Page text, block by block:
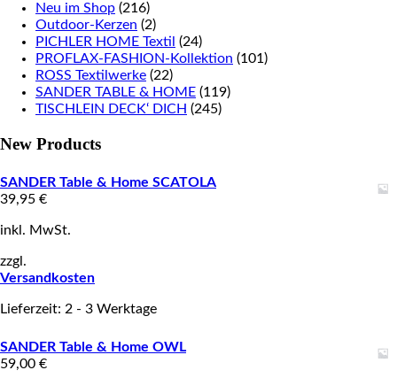
Neu im Shop (216)
Outdoor-Kerzen (2)
PICHLER HOME Textil (24)
PROFLAX-FASHION-Kollektion (101)
ROSS Textilwerke (22)
SANDER TABLE & HOME (119)
TISCHLEIN DECK‘ DICH (245)
New Products
SANDER Table & Home SCATOLA
39,95 €
inkl. MwSt.
zzgl.
Versandkosten
Lieferzeit: 2 - 3 Werktage
SANDER Table & Home OWL
59,00 €